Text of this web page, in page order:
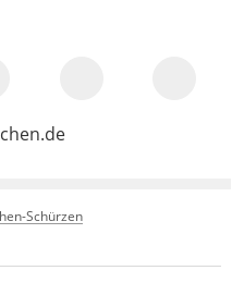
Schürzen